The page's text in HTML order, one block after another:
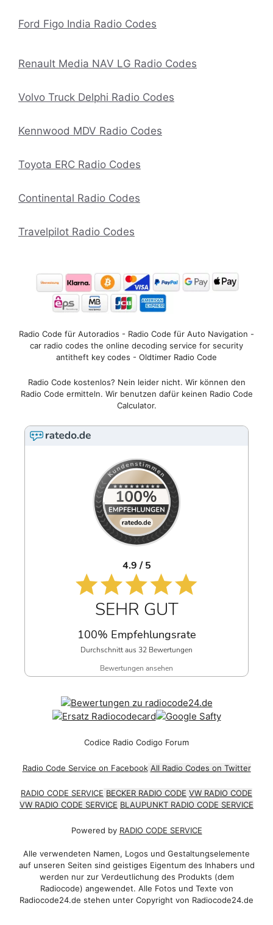
Ford Figo India Radio Codes
Renault Media NAV LG Radio Codes
Volvo Truck Delphi Radio Codes
Kennwood MDV Radio Codes
Toyota ERC Radio Codes
Continental Radio Codes
Travelpilot Radio Codes
Radio Code für Autoradios - Radio Code für Auto Navigation -
car radio codes the online decoding service for security
antitheft key codes - Oldtimer Radio Code
Radio Code kostenlos? Nein leider nicht. Wir können den
Radio Code ermitteln. Wir benutzen dafür keinen Radio Code
Calculator.
4.9 / 5
SEHR GUT
100% Empfehlungsrate
Durchschnitt aus 32 Bewertungen
Bewertungen ansehen
Codice Radio Codigo Forum
Radio Code Service on Facebook All Radio Codes on Twitter
RADIO CODE SERVICE BECKER RADIO CODE VW RADIO CODE
VW RADIO CODE SERVICE BLAUPUNKT RADIO CODE SERVICE
Powered by RADIO CODE SERVICE
Alle verwendeten Namen, Logos und Gestaltungselemente
auf unseren Seiten sind geistiges Eigentum des Inhabers und
werden nur zur Verdeutlichung des Produkts (dem
Radiocode) angewendet. Alle Fotos und Texte von
Radiocode24.de stehen unter Copyright von Radiocode24.de